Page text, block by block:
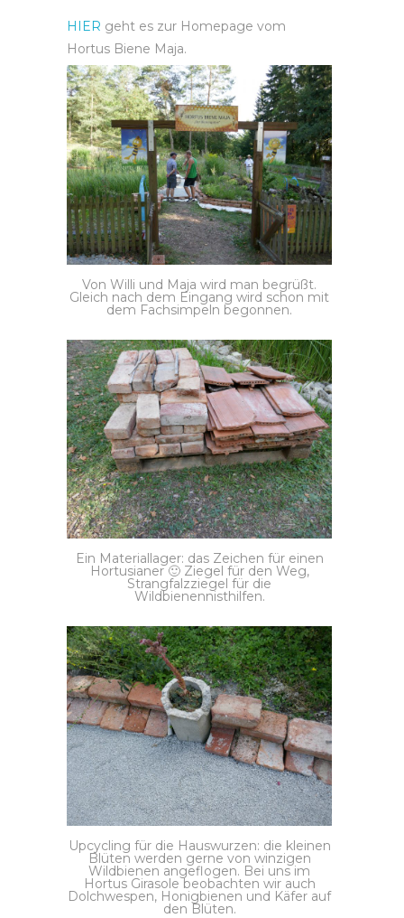
HIER geht es zur Homepage vom
Hortus Biene Maja.
Von Willi und Maja wird man begrüßt.
Gleich nach dem Eingang wird schon mit
dem Fachsimpeln begonnen.
Ein Materiallager: das Zeichen für einen
Hortusianer 🙂 Ziegel für den Weg,
Strangfalzziegel für die
Wildbienennisthilfen.
Upcycling für die Hauswurzen: die kleinen
Blüten werden gerne von winzigen
Wildbienen angeflogen. Bei uns im
Hortus Girasole beobachten wir auch
Dolchwespen, Honigbienen und Käfer auf
den Blüten.